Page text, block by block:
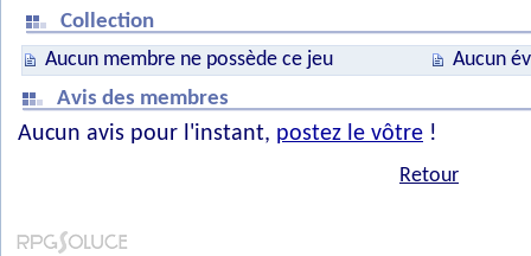
Collection
Aucun membre ne possède ce jeu
Aucun
Avis des membres
Aucun avis pour l'instant, postez le vôtre !
Retour